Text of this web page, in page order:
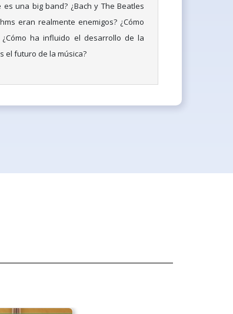
una big band? ¿Bach y The Beatles
eran realmente enemigos? ¿Cómo
ha influido el desarrollo de la
el futuro de la música?